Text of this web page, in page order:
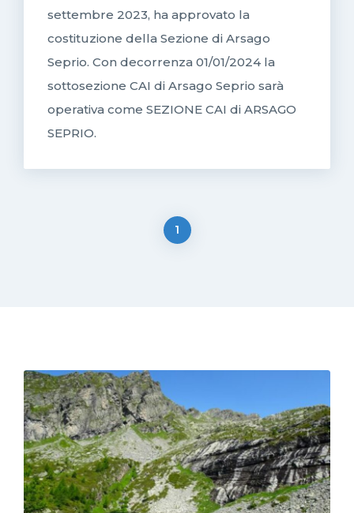
settembre 2023, ha approvato la
costituzione della Sezione di Arsago
Seprio. Con decorrenza 01/01/2024 la
sottosezione CAI di Arsago Seprio sarà
operativa come SEZIONE CAI di ARSAGO
SEPRIO.
1